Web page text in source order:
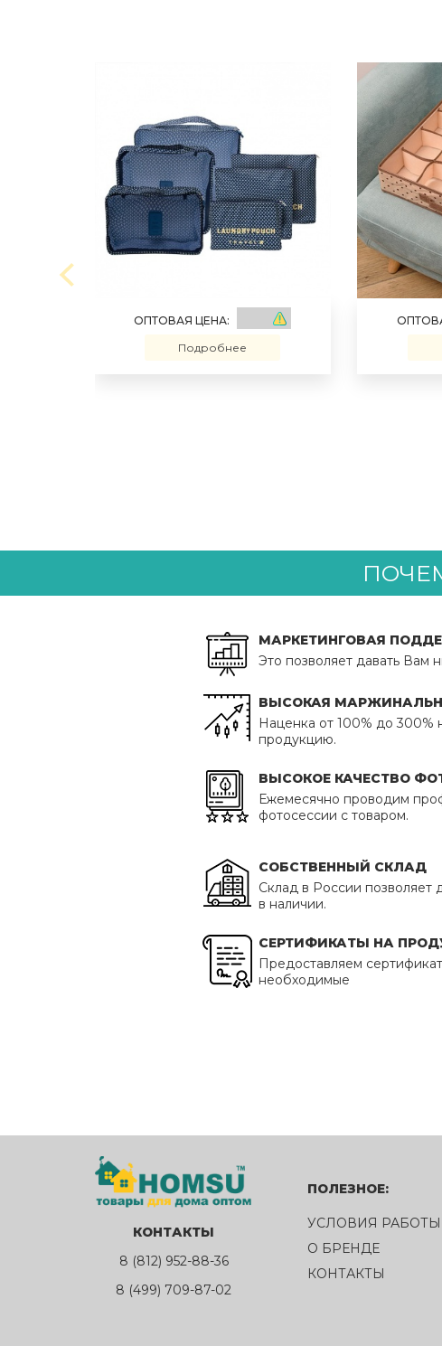
ОПТОВАЯ ЦЕНА:
Подробнее
МАРКЕТИНГОВАЯ
Это позволяет давать Вам
ВЫСОКАЯ
Наценка от 100% до 300%
продукцию.
ВЫСОКОЕ КАЧЕСТВО
Ежемесячно проводим
фотосессии с товаром.
СОБСТВЕННЫЙ СКЛАД
Склад в России позволяет
в наличии.
СЕРТИФИКАТЫ НА
Предоставляем
необходимые
КОНТАКТЫ
8 (812) 952-88-36
8 (499) 709-87-02
ПОЛЕЗНОЕ:
УСЛОВИЯ РАБОТЫ
О БРЕНДЕ
КОНТАКТЫ